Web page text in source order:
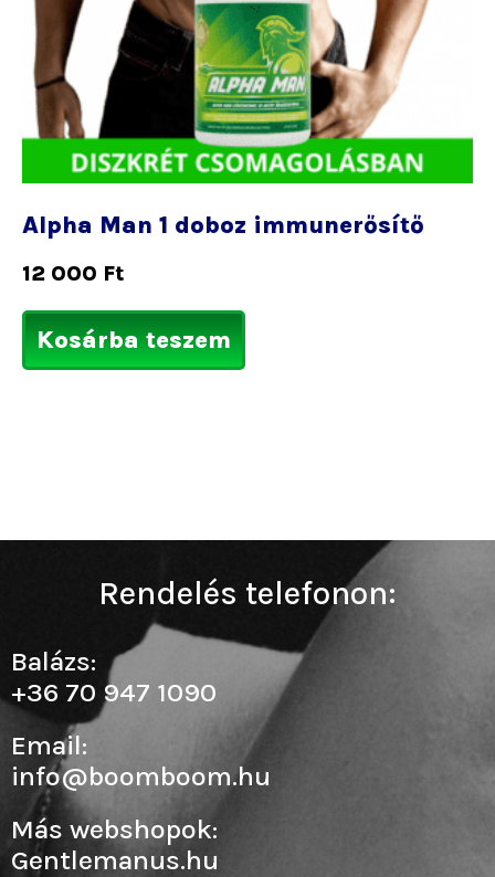
Alpha Man 1 doboz immunerősítő
12 000 Ft
Kosárba teszem
Rendelés telefonon:
Balázs:
+36 70 947 1090
Email:
info@boomboom.hu
Más webshopok:
Gentlemanus.hu